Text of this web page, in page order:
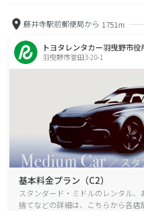
藤井寺駅前郵便局から 1751m
トヨタレンタカー羽曳野市役
羽曳野市誉田3-20-1
基本料金プラン（C2）
スタンダード・ミドルのレンタル、
捨てなどの詳細は、こちらから各店